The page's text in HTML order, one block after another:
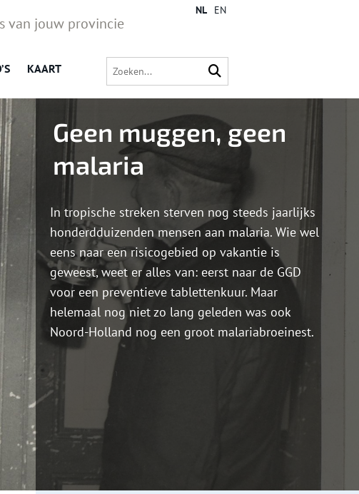
van jouw provincie
KAART
NL EN
Geen muggen, geen
malaria
In tropische streken sterven nog steeds jaarlijks
honderdduizenden mensen aan malaria. Wie wel
eens naar een risicogebied op vakantie is
geweest, weet er alles van: eerst naar de GGD
voor een preventieve tablettenkuur. Maar
helemaal nog niet zo lang geleden was ook
Noord-Holland nog een groot malariabroeinest.